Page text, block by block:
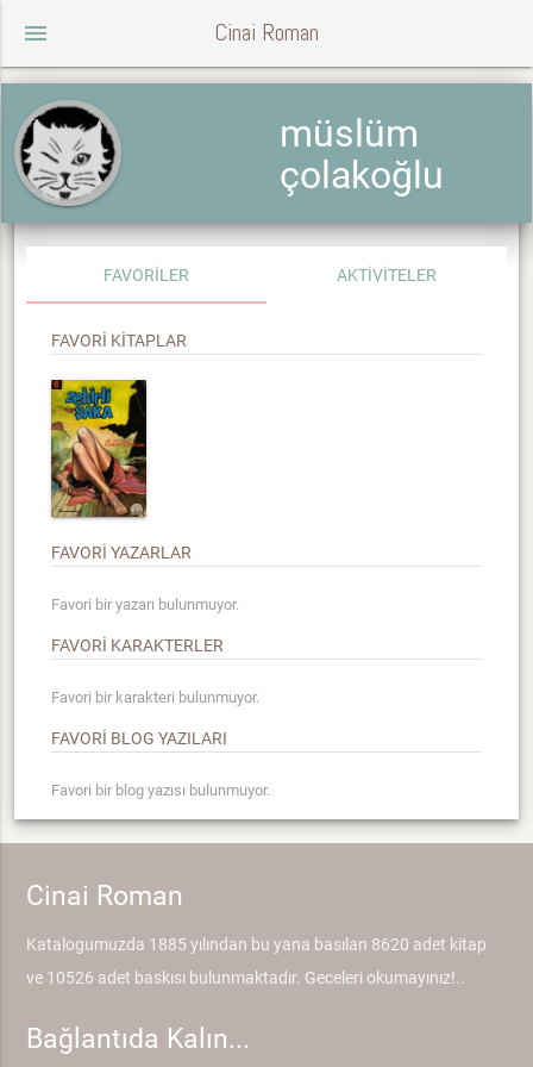
menu Cinai Roman
müslüm
çolakoğlu
FAVORİLER AKTİVİTELER
FAVORİ KİTAPLAR
FAVORİ YAZARLAR
Favori bir yazarı bulunmuyor.
FAVORİ KARAKTERLER
Favori bir karakteri bulunmuyor.
FAVORİ BLOG YAZILARI
Favori bir blog yazısı bulunmuyor.
Cinai Roman
Katalogumuzda 1885 yılından bu yana basılan 8620 adet kitap
ve 10526 adet baskısı bulunmaktadır. Geceleri okumayınız!..
Bağlantıda Kalın...